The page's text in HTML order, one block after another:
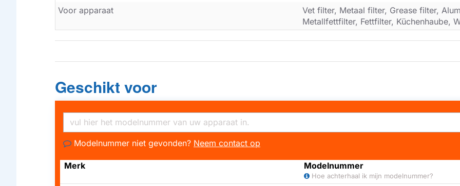
Voor apparaat
Vet filter, Metaal filter, Grease filter,
Metallfettfilter, Fettfilter, Küchenhaube,
Geschikt voor
Modelnummer niet gevonden? Neem contact op
Merk Modelnummer
Hoe achterhaal ik mijn modelnummer?